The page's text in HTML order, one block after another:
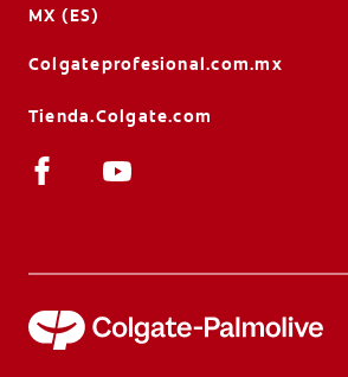
MX (ES)
Colgateprofesional.com.mx
Tienda.Colgate.com